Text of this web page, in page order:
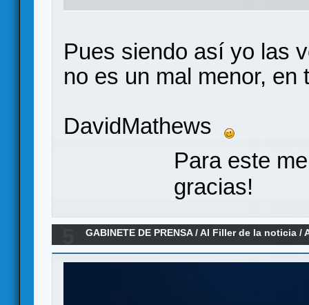
Pues siendo así yo las
no es un mal menor,
DavidMathews
Para este
gracias!
GABINETE DE PRENSA/Al Filler de la noticia /